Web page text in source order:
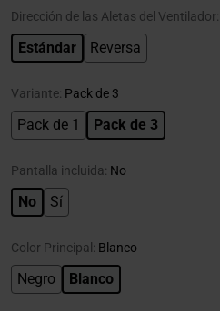
Dirección de las Aletas del Ventilador:
Estándar Reversa
Variante: Pack de 3
Pack de 1 Pack de 3
Pantalla incluida: No
No Sí
Color Principal: Blanco
Negro Blanco